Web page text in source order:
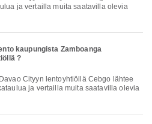
ja vertailla muita saatavilla olevia
kaupungista Zamboanga
?
ja vertailla muita saatavilla olevia